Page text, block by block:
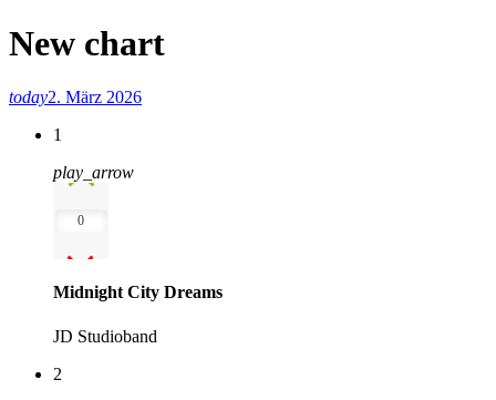
New chart
today2. März 2026
1
play_arrow
0
Midnight City Dreams
JD Studioband
2